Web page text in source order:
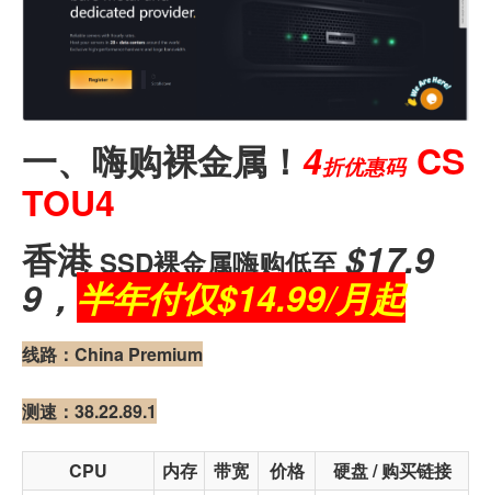
一、嗨购裸金属！ 4折优惠码 CS
TOU4
香港SSD裸金属嗨购低至$17.9
9， 半年付仅$14.99/月起
线路：China Premium
测速：38.22.89.1
CPU 内存 带宽 价格
硬盘 / 购买链接